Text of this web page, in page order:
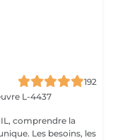
192
L-4437
comprendre la
Les besoins, les